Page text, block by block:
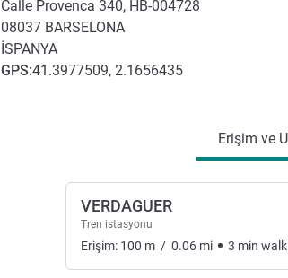
Calle Provenca 340, HB-004728
08037 BARSELONA
İSPANYA
GPS:41.3977509, 2.1656435
Erişim ve
VERDAGUER
Tren istasyonu
Erişim: 100 m / 0.06 mi 3 min walk